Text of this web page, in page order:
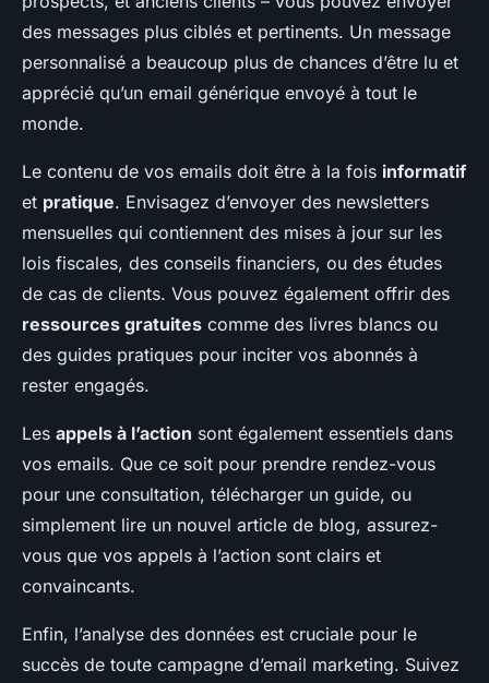
des messages plus ciblés et pertinents. Un message
personnalisé a beaucoup plus de chances d’être lu et
apprécié qu’un email générique envoyé à tout le
monde.
Le contenu de vos emails doit être à la fois informatif
et pratique. Envisagez d’envoyer des newsletters
mensuelles qui contiennent des mises à jour sur les
lois fiscales, des conseils financiers, ou des études
de cas de clients. Vous pouvez également offrir des
ressources gratuites comme des livres blancs ou
des guides pratiques pour inciter vos abonnés à
rester engagés.
Les appels à l’action sont également essentiels dans
vos emails. Que ce soit pour prendre rendez-vous
pour une consultation, télécharger un guide, ou
simplement lire un nouvel article de blog, assurez-
vous que vos appels à l’action sont clairs et
convaincants.
Enfin, l’analyse des données est cruciale pour le
succès de toute campagne d’email marketing. Suivez